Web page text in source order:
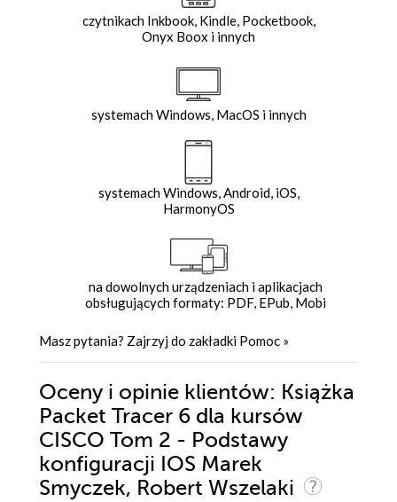
czytnikach Inkbook, Kindle, Pocketbook,
Onyx Boox i innych
systemach Windows, MacOS i innych
systemach Windows, Android, iOS,
HarmonyOS
na dowolnych urządzeniach i aplikacjach
obsługujących formaty: PDF, EPub, Mobi
Masz pytania? Zajrzyj do zakładki Pomoc »
Oceny i opinie klientów: Książka
Packet Tracer 6 dla kursów
CISCO Tom 2 - Podstawy
konfiguracji IOS Marek
Smyczek, Robert Wszelaki